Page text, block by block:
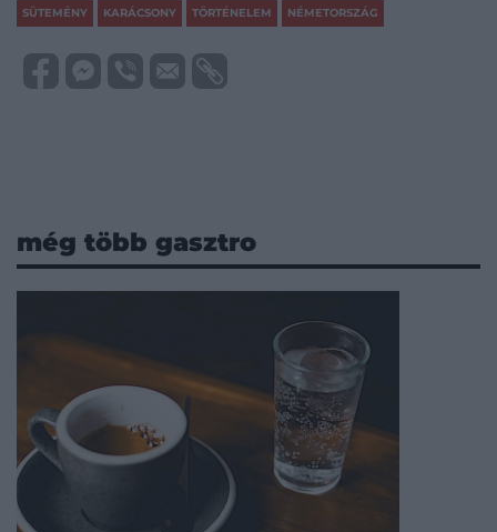
SÜTEMÉNY KARÁCSONY TÖRTÉNELEM NÉMETORSZÁG
még több gasztro